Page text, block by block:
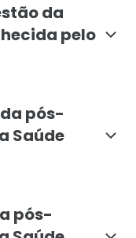
da
pelo
pós-
Saúde
pós-